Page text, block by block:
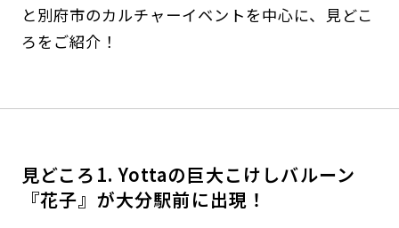
と別府市のカルチャーイベントを中心に、見どこ
ろをご紹介！
見どころ1. Yottaの巨大こけしバルーン
『花子』が大分駅前に出現！